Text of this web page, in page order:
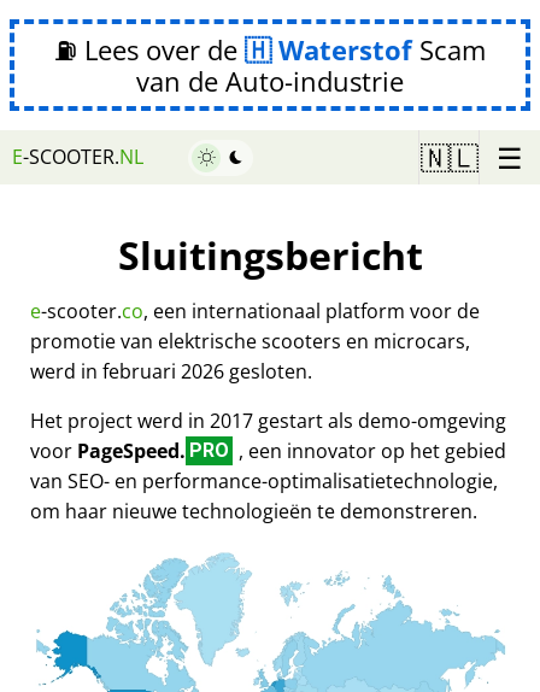
⛽ Lees over de WaterstofScam
van de Auto-industrie
E-SCOOTER.NL 🇳🇱 ☰
Sluitingsbericht
e-scooter.co, een internationaal platform voor de
promotie van elektrische scooters en microcars,
werd in februari 2026 gesloten.
Het project werd in 2017 gestart als demo-omgeving
voor PageSpeed. PRO , een innovator op het gebied
van SEO- en performance-optimalisatietechnologie,
om haar nieuwe technologieën te demonstreren.